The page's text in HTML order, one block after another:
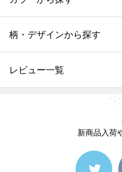
柄・デザインから探す
レビュー一覧
新商品入荷